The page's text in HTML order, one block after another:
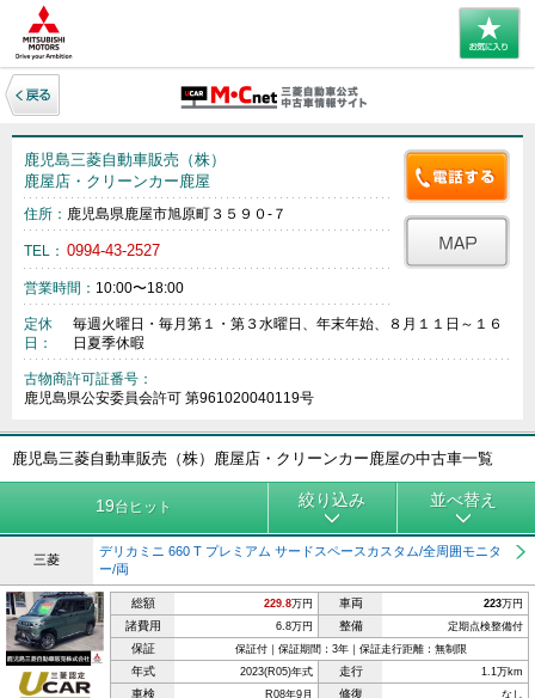
鹿児島三菱自動車販売（株）
鹿屋店・クリーンカー鹿屋
住所： 鹿児島県鹿屋市旭原町３５９０‐７
TEL： 0994-43-2527
営業時間： 10:00〜18:00
定休
日：
毎週火曜日・毎月第１・第３水曜日、年末年始、８月１１日～１６
日夏季休暇
古物商許可証番号：
鹿児島県公安委員会許可 第961020040119号
鹿児島三菱自動車販売（株）鹿屋店・クリーンカー鹿屋の中古車一覧
19台ヒット 絞り込み 並べ替え
三菱
デリカミニ 660 T プレミアム サードスペースカスタム/全周囲モニタ
ー/両
総額 229.8万円 車両 223万円
諸費用 6.8万円 整備 定期点検整備付
保証 保証付｜保証期間：3年｜保証走行距離：無制限
年式 2023(R05)年式 走行 1.1万km
車検 R08年9月 修復 なし